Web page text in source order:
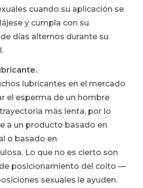
cuando su aplicación se
y cumpla con su
días alternos durante su
lubricantes en el mercado
el esperma de un hombre
más lenta, por lo
a un producto basado en
o basado en
Lo que no es cierto son
posicionamiento del coito —
sexuales le ayuden.